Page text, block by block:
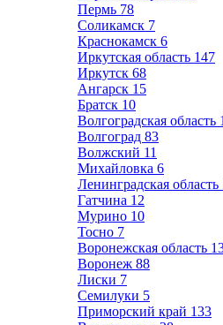
Пермь 78
Соликамск 7
Краснокамск 6
Иркутская область 147
Иркутск 68
Ангарск 15
Братск 10
Волгоградская область
Волгоград 83
Волжский 11
Михайловка 6
Ленинградская область
Гатчина 12
Мурино 10
Тосно 7
Воронежская область
Воронеж 88
Лиски 7
Семилуки 5
Приморский край 133